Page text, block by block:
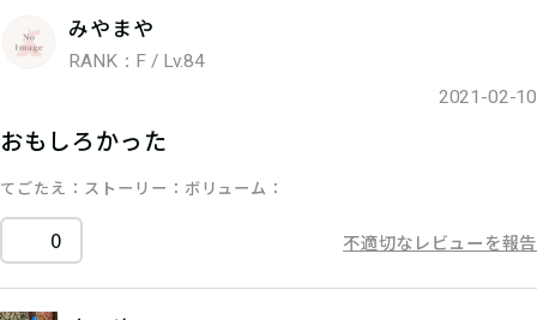
みやまや
RANK：F / Lv.84
2021-02-10
おもしろかった
てごたえ ストーリー ボリューム
0 不適切なレビューを報告